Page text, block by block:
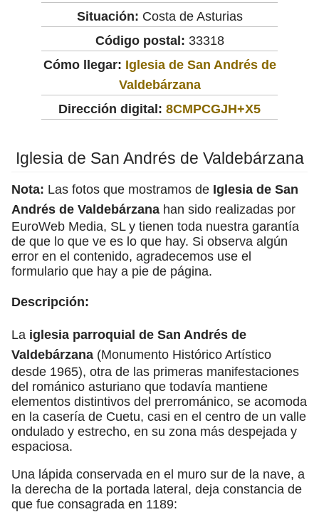
Situación: Costa de Asturias
Código postal: 33318
Cómo llegar: Iglesia de San Andrés de
Valdebárzana
Dirección digital: 8CMPCGJH+X5
Iglesia de San Andrés de Valdebárzana
Nota: Las fotos que mostramos de Iglesia de San
Andrés de Valdebárzana han sido realizadas por
EuroWeb Media, SL y tienen toda nuestra garantía
de que lo que ve es lo que hay. Si observa algún
error en el contenido, agradecemos use el
formulario que hay a pie de página.
Descripción:
La iglesia parroquial de San Andrés de
Valdebárzana (Monumento Histórico Artístico
desde 1965), otra de las primeras manifestaciones
del románico asturiano que todavía mantiene
elementos distintivos del prerrománico, se acomoda
en la casería de Cuetu, casi en el centro de un valle
ondulado y estrecho, en su zona más despejada y
espaciosa.
Una lápida conservada en el muro sur de la nave, a
la derecha de la portada lateral, deja constancia de
que fue consagrada en 1189: